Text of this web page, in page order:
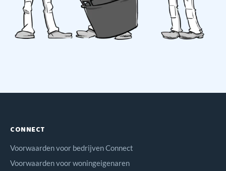
CONNECT
Voorwaarden voor bedrijven Connect
Voorwaarden voor woningeigenaren